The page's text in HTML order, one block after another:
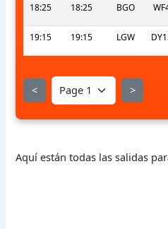
18:25 18:25 BGO
19:15 19:15 LGW
< >
Aquí están todas las salidas